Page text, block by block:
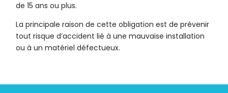
de 15 ans ou plus.
La principale raison de cette obligation est de prévenir
tout risque d’accident lié à une mauvaise installation
ou à un matériel défectueux.